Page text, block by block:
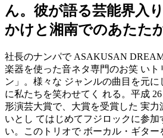
ん。彼が語る芸能界入
かけと湘南でのあたた
社長のナンパで ASAKUSAN
楽器を使った音ネタ専門のお笑 いト
ン」。様々な ジャンルの曲目を元に
に私たちを笑わせてく れる。平成
形演芸大賞で、大賞を受賞した 実
いとし てはじめてフジロックに参
い。このトリオで ボーカル・ギタ